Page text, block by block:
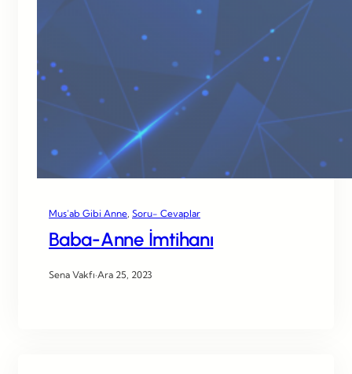
Mus’ab Gibi Anne Soru- Cevaplar
Baba-Anne İmtihanı
Sena Vakfı·Ara 25, 2023